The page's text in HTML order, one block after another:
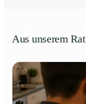
Aus unserem